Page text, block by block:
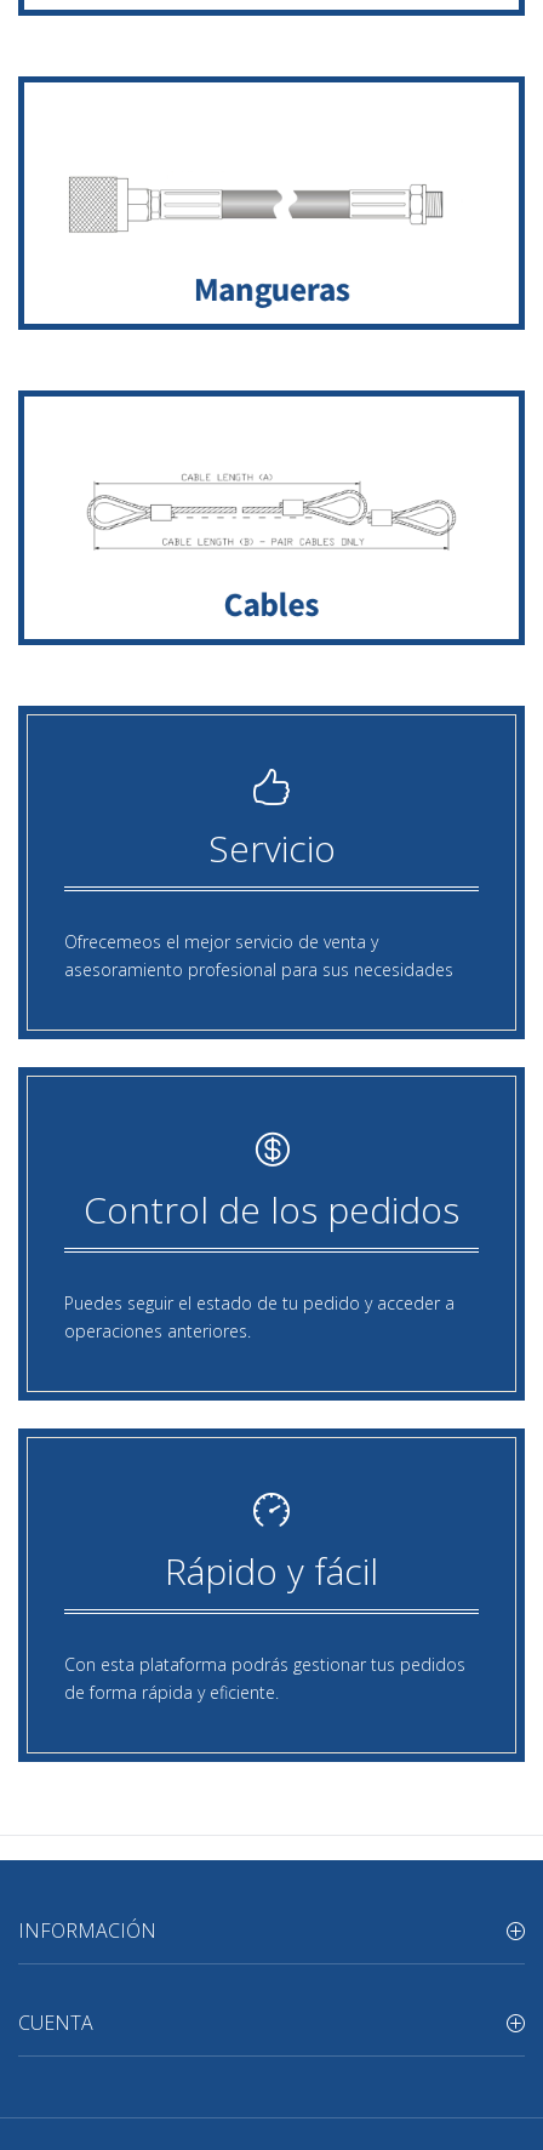
Servicio
Ofrecemeos el mejor servicio de venta y
asesoramiento profesional para sus necesidades
Control de los pedidos
Puedes seguir el estado de tu pedido y acceder a
operaciones anteriores.
Rápido y fácil
Con esta plataforma podrás gestionar tus pedidos
de forma rápida y eficiente.
INFORMACIÓN
CUENTA